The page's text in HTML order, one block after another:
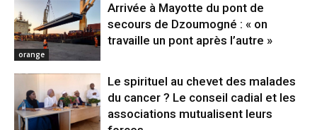
orange
Arrivée à Mayotte du pont de
secours de Dzoumogné : « on
travaille un pont après l’autre »
Le spirituel au chevet des malades
du cancer ? Le conseil cadial et les
associations mutualisent leurs